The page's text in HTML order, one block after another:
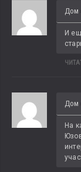
Дом
И
Дом
На